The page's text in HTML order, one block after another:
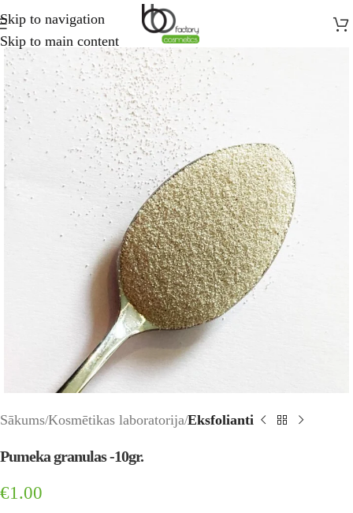
Skip to navigation
Skip to main content
Sākums Kosmētikas laboratorija Eksfolianti
Pumeka granulas -10gr.
€1.00